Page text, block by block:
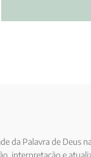
da Palavra de Deus
interpretação e